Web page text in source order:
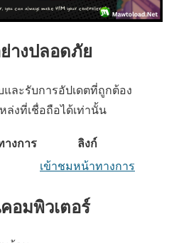
างปลอดภัย
ละรับการอัปเดตที่ถูกต้อง
งที่เชื่อถือได้เท่านั้น
างการ ลิงก์
เข้าชมหน้าทางการ
อมพิวเตอร์